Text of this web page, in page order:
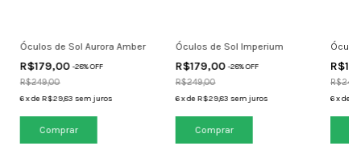
Óculos de Sol Aurora Amber
R$179,00-28% OFF
R$249,00
6xdeR$29,83 sem juros
Óculos de Sol Imperium
R$179,00-28% OFF
R$249,00
6xdeR$29,83 sem juros 6xde